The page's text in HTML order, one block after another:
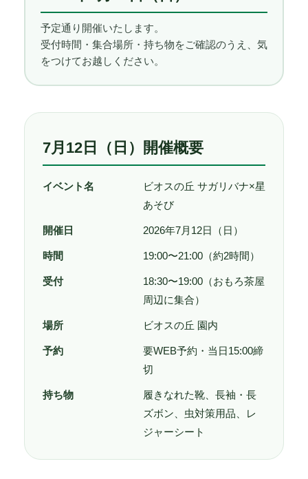
予定通り開催いたします。
受付時間・集合場所・持ち物をご確認のうえ、気
をつけてお越しください。
7月12日（日）開催概要
イベント名
ビオスの丘 サガリバナ×星
あそび
開催日 2026年7月12日（日）
時間 19:00〜21:00（約2時間）
受付
18:30〜19:00（おもろ茶屋
周辺に集合）
場所 ビオスの丘 園内
予約
要WEB予約・当日15:00締
切
持ち物
履きなれた靴、長袖・長
ズボン、虫対策用品、レ
ジャーシート